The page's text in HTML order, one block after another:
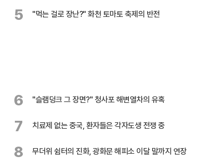
5 "먹는 걸로 장난?" 화천 토마토 축제의 반전
6 "슬램덩크 그 장면?" 청사포 해변열차의 유혹
7 치료제 없는 중국, 환자들은 각자도생 전쟁 중
8 무더위 쉼터의 진화, 광화문 해피소 이달 말까지 연장